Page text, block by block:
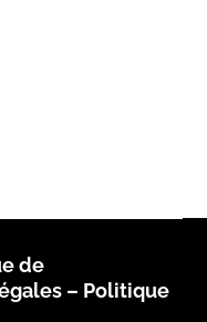
de
– Politique